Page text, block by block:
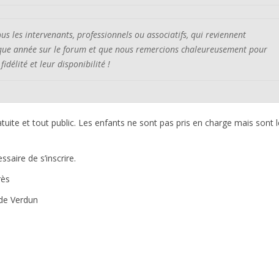
les intervenants, professionnels ou associatifs, qui reviennent
année sur le forum et que nous remercions chaleureusement pour
et leur disponibilité !
et tout public. Les enfants ne sont pas pris en charge mais sont
de s’inscrire.
Verdun